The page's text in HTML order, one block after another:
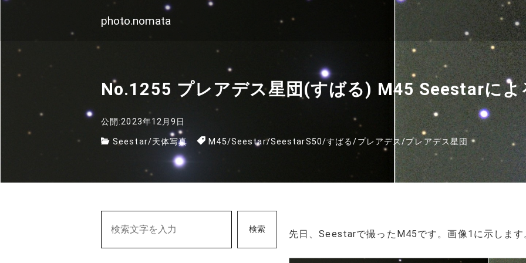
photo.nomata
No.1255 プレアデス星団(すばる) M45 Seestarによ
公開:2023年12月9日
Seestar/天体写真 M45/Seestar/SeestarS50/すばる/プレアデス/プレアデス星団
先日、Seestarで撮ったM45です。画像1に示します
検索